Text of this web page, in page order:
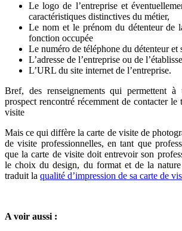
Le logo de l’entreprise et
caractéristiques distinctives du métier,
Le nom et le prénom du détenteur de
fonction occupée
Le numéro de téléphone du détenteur et
L’adresse de l’entreprise ou de
L’URL du site internet de l’entreprise.
Bref, des renseignements qui permettent
prospect rencontré récemment de contacter
visite
Mais ce qui diffère la carte de visite de
de visite professionnelles, en tant que
que la carte de visite doit entrevoir son
le choix du design, du format et de la
traduit la qualité d’impression de sa carte de
A voir aussi :